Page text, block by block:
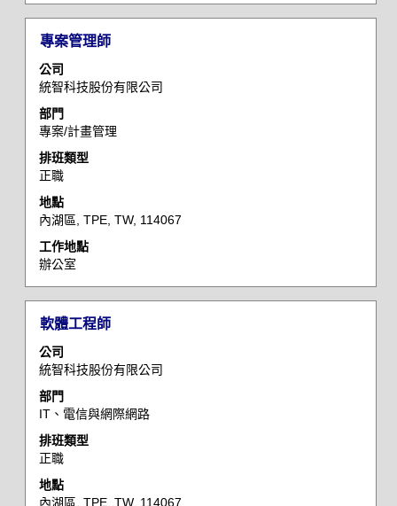
整
內
容。
標
題
專案管理師
公司
統智科技股份有限公司
部門
專案/計畫管理
排班類型
正職
地點
內湖區, TPE, TW, 114067
工作地點
辦公室
選
取
空
列
以
檢
視
工
作
訊
的
整
內
容。
標
題
軟體工程師
公司
統智科技股份有限公司
部門
IT、電信與網際網路
排班類型
正職
地點
內湖區, TPE, TW, 114067
選
取
空
列
以
檢
視
工
作